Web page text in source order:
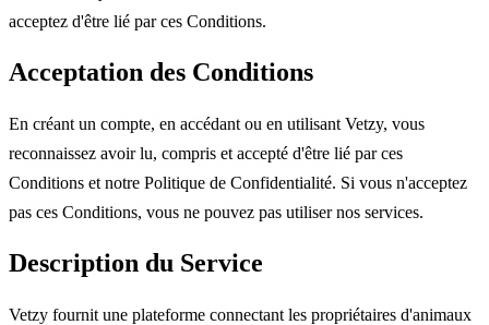
acceptez d'être lié par ces Conditions.
Acceptation des Conditions
En créant un compte, en accédant ou en utilisant Vetzy, vous
reconnaissez avoir lu, compris et accepté d'être lié par ces
Conditions et notre Politique de Confidentialité. Si vous n'acceptez
pas ces Conditions, vous ne pouvez pas utiliser nos services.
Description du Service
Vetzy fournit une plateforme connectant les propriétaires d'animaux